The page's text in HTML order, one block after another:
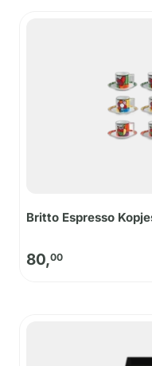
Britto Espresso
80,00